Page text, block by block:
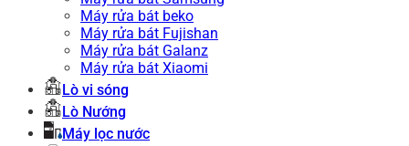
Máy rửa bát beko
Máy rửa bát Fujishan
Máy rửa bát Galanz
Máy rửa bát Xiaomi
Lò vi sóng
Lò Nướng
Máy lọc nước